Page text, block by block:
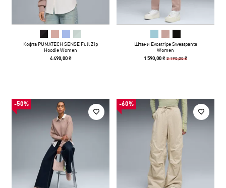
Кофта PUMATECH SENSE Full Zip
Hoodie Women
4 490,00 ₴
Штани Evostripe Sweatpants
Women
1 590,00 ₴3 190,00 ₴
-50% -60%